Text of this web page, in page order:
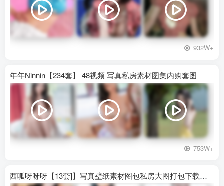
932W+
年年Ninnin【234套】 48视频 写真私房素材图集内购套图
753W+
西呱呀呀呀【13套]】写真壁纸素材图包私房大图打包下载百度网盘